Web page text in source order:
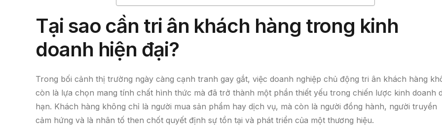
Tại sao cần tri ân khách hàng trong kinh
doanh hiện đại?
Trong bối cảnh thị trường ngày càng cạnh tranh gay gắt, việc doanh nghiệp chủ động tri ân khách hàng
còn là lựa chọn mang tính chất hình thức mà đã trở thành một phần thiết yếu trong chiến lược kinh doanh
hạn. Khách hàng không chỉ là người mua sản phẩm hay dịch vụ, mà còn là người đồng hành, người truyền
cảm hứng và là nhân tố then chốt quyết định sự tồn tại và phát triển của một thương hiệu.